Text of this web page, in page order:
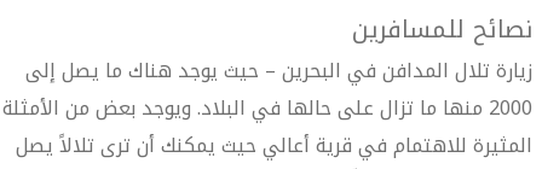
نصائح للمسافرين
زيارة تلال المدافن في البحرين – حيث يوجد هناك ما يصل إلى
2000 منها ما تزال على حالها في البلاد. ويوجد بعض من الأمثلة
المثيرة للاهتمام في قرية أعالي حيث يمكنك أن ترى تلالاً يصل